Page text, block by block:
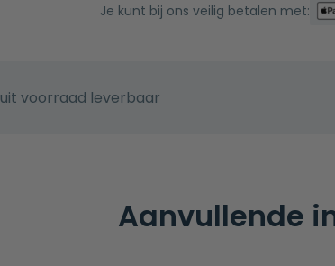
Je kunt bij ons veilig betalen met:
uit voorraad leverbaar
Aanvullende